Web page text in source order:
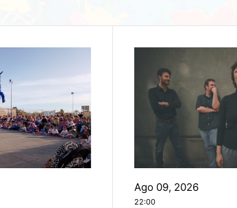
Ago 09, 2026
22:00